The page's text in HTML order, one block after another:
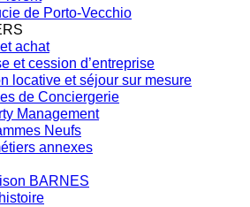
de Porto-Vecchio
achat
et cession d’entreprise
locative et séjour sur mesure
de Conciergerie
Management
Neufs
annexes
BARNES